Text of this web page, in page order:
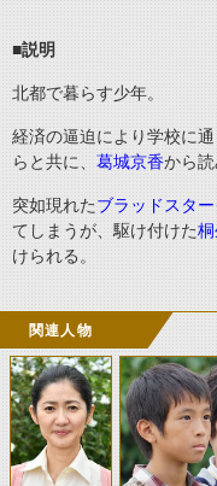
■説明
北都で暮らす少年。
経済の逼迫により学校に通
らと共に、 葛城京香から読
突如現れたブラッドスター
てしまうが、駆け付けた
けられる。
関連人物